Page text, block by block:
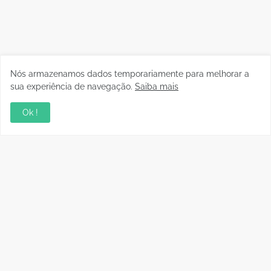
Nós armazenamos dados temporariamente para melhorar a
sua experiência de navegação. Saiba mais
Ok !